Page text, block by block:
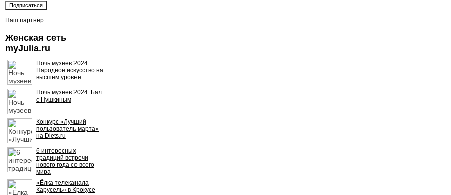
Наш партнёр
Женская сеть
myJulia.ru
Ночь музеев 2024.
Народное искусство на
высшем уровне
Ночь музеев 2024. Бал
с Пушкиным
Конкурс «Лучший
пользователь марта»
на Diets.ru
6 интересных
традиций встречи
нового года со всего
мира
«Ёлка телеканала
Карусель» в Крокусе